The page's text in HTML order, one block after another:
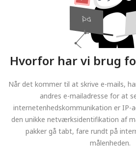
Hvorfor har vi brug
Når det kommer til at skrive e-mails,
andres e-mailadresse for at
internetenhedskommunikation er IP-
den unikke netværksidentifikation af
pakker gå tabt, fare rundt på
målenheden.